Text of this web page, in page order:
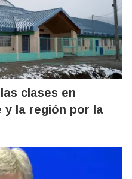
clases en
y la región por la